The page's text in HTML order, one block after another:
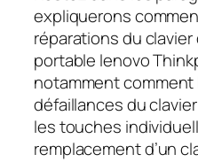
expliquerons
réparations du clavier
portable lenovo
notamment
défaillances du
les touches
remplacement d’un